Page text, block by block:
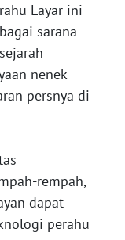
Layar ini
sarana
nenek
persnya di
rempah,
dapat
perahu